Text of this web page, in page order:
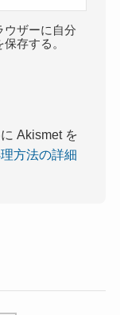
ウザーに自分
存する。
Akismet を
方法の詳細